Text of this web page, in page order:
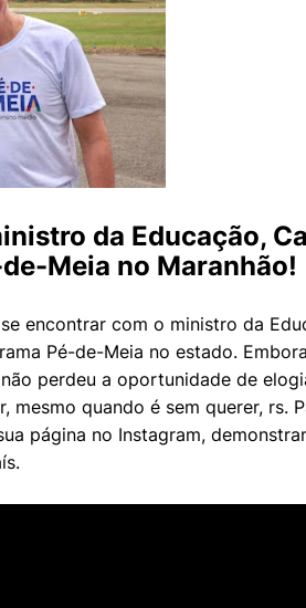
da Educação,
Meia no Maranhão!
encontrar com o ministro da
Pé-de-Meia no estado.
perdeu a oportunidade de
quando é sem querer, rs.
página no Instagram,